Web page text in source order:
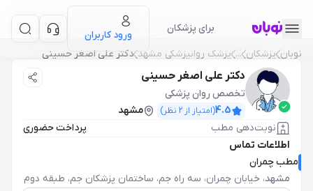
برای پزشکان
ورود کاربران
نوبان پزشکان ... پزشک روانپزشکی مشهد دکتر علی اصغر حسینی
دکتر علی اصغر حسینی
تخصص روان پزشکی
4.5(امتیاز از 2 نظر)
مشهد
نوبت‌دهی مطب
پرداخت حضوری
اطلاعات تماس
مطب چمران
مشهد، خیابان چمران، سه راه جم، ساختمان پزشکان جم، طبقه دوم